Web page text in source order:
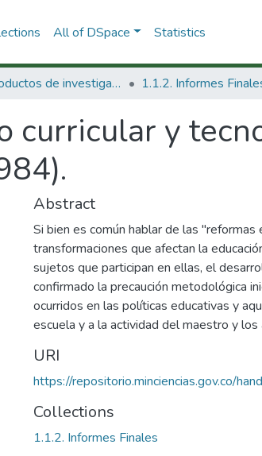
All of DSpace Statistics
1.1 Productos de investigación 1.1.2. Informes
curricular y
Abstract
Si bien es común hablar de las
transformaciones que afectan la
sujetos que participan en ellas, el
confirmado la precaución metodológica
ocurridos en las políticas educativas y
escuela y a la actividad del maestro y los
URI
https://repositorio.minciencias.gov.co/
Collections
1.1.2. Informes Finales